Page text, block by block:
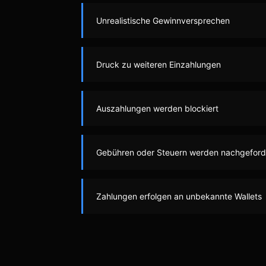
Unrealistische Gewinnversprechen
Druck zu weiteren Einzahlungen
Auszahlungen werden blockiert
Gebühren oder Steuern werden
Zahlungen erfolgen an unbekannte Wallets